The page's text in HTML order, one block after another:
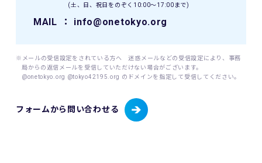
フォームから問い合わせる
(土、日、祝日をのぞく10:00〜17:00まで)
MAIL ： info@onetokyo.org
※メールの受信設定をされている方へ 迷惑メールなどの受信設定により、事務
局からの返信メールを受信していただけない場合がございます。
@onetokyo.org @tokyo42195.org のドメインを指定して受信してください。